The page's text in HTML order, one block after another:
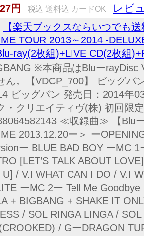
円
税込 送料込 カードOK レビ
【楽天ブックスならいつでも
TOUR 2013～2014 -
ray(2枚組)+LIVE CD(2枚組
※本商品はBluーrayDisc
ん。【VDCP_700】 ビッグバ
ビッグバン 発売日：2014年
・クリエイティヴ(株) 初回限
≪収録曲≫ 【Blu
2013.12.20ー＞ ー
ー BLUE BAD BOY ーMC
[LET’S TALK ABOUT
U] / V.I WHAT CAN I DO / V.I
ーMC 2ー Tell Me
+ BIGBANG + SHAKE IT
/ SOL RINGA LINGA /
/ GーDRAGON